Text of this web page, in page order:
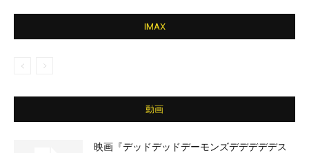
IMAX
動画
映画『デッドデッドデーモンズデデデデデス